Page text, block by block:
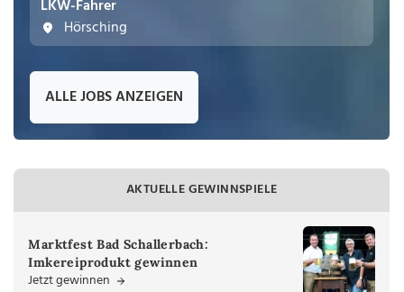
LKW-Fahrer
Hörsching
ALLE JOBS ANZEIGEN
AKTUELLE GEWINNSPIELE
Marktfest Bad Schallerbach:
Imkereiprodukt gewinnen
Jetzt gewinnen